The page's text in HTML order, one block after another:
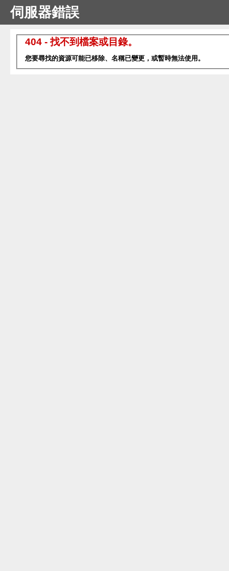
伺服器錯誤
404 - 找不到檔案或目錄。
您要尋找的資源可能已移除、名稱已變更，或暫時無法使用。